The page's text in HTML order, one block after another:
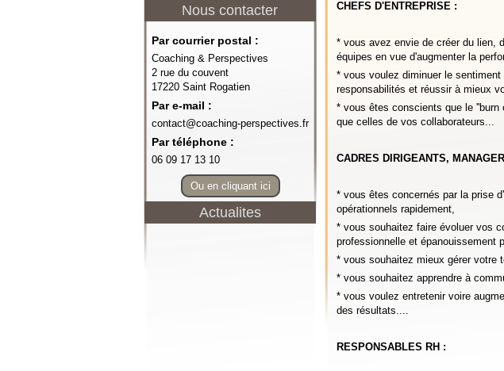
Nous contacter
Par courrier postal :
Coaching & Perspectives
2 rue du couvent
17220 Saint Rogatien
Par e-mail :
contact@coaching-perspectives.fr
Par téléphone :
06 09 17 13 10
Ou en cliquant ici
Actualites
CHEFS D'ENTREPRISE :
* vous avez envie de créer du lien,
équipes en vue d'augmenter la
* vous voulez diminuer le
responsabilités et réussir à mieux
* vous êtes conscients que le
que celles de vos collaborateurs...
CADRES DIRIGEANTS,
* vous êtes concernés par la prise
opérationnels rapidement,
* vous souhaitez faire évoluer vos
professionnelle et épanouissement
* vous souhaitez mieux gérer votre
* vous souhaitez apprendre à
* vous voulez entretenir voire
des résultats....
RESPONSABLES RH :